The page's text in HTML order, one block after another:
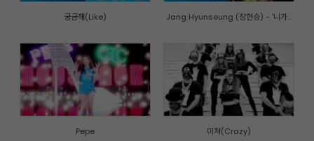
궁금해(Like) Jang Hyunseung (장현승) - '니가...
Pepe 미쳐(Crazy)